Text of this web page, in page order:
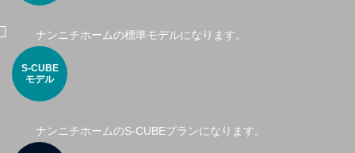
ナンニチホームの標準モデルになります。
S-CUBE
モデル
ナンニチホームのS-CUBEプランになります。